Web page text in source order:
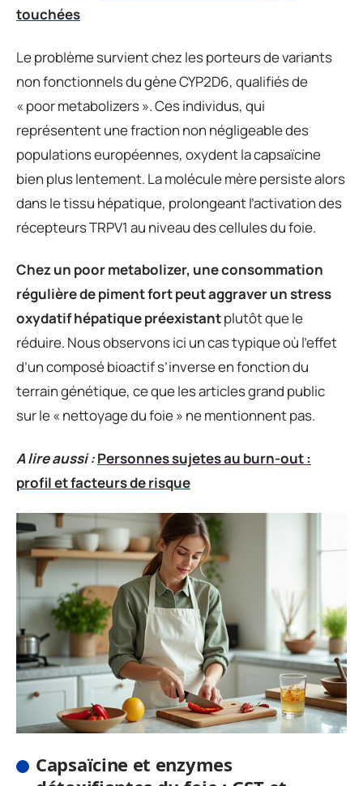
touchées
Le problème survient chez les porteurs de variants
non fonctionnels du gène CYP2D6, qualifiés de
« poor metabolizers ». Ces individus, qui
représentent une fraction non négligeable des
populations européennes, oxydent la capsaïcine
bien plus lentement. La molécule mère persiste alors
dans le tissu hépatique, prolongeant l’activation des
récepteurs TRPV1 au niveau des cellules du foie.
Chez un poor metabolizer, une consommation
régulière de piment fort peut aggraver un stress
oxydatif hépatique préexistantplutôt que le
réduire. Nous observons ici un cas typique où l’effet
d’un composé bioactif s’inverse en fonction du
terrain génétique, ce que les articles grand public
sur le « nettoyage du foie » ne mentionnent pas.
A lire aussi :Personnes sujetes au burn-out :
profil et facteurs de risque
Capsaïcine et enzymes